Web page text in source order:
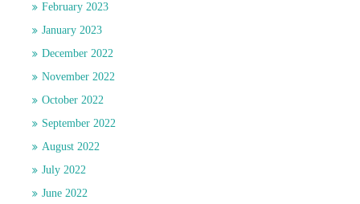
February 2023
January 2023
December 2022
November 2022
October 2022
September 2022
August 2022
July 2022
June 2022